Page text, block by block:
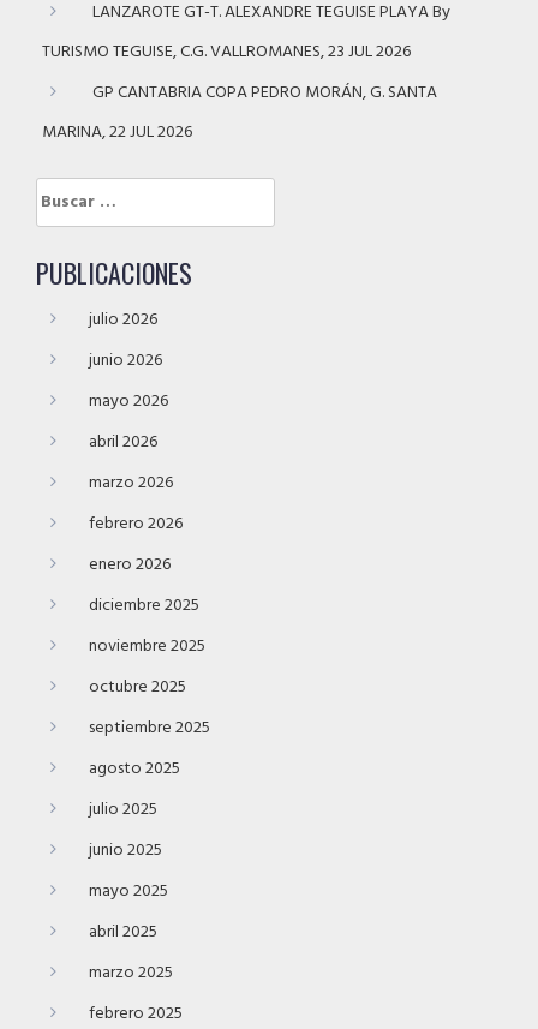
LANZAROTE GT-T. ALEXANDRE TEGUISE PLAYA By
TURISMO TEGUISE, C.G. VALLROMANES, 23 JUL 2026
GP CANTABRIA COPA PEDRO MORÁN, G. SANTA
MARINA, 22 JUL 2026
Buscar:
PUBLICACIONES
julio 2026
junio 2026
mayo 2026
abril 2026
marzo 2026
febrero 2026
enero 2026
diciembre 2025
noviembre 2025
octubre 2025
septiembre 2025
agosto 2025
julio 2025
junio 2025
mayo 2025
abril 2025
marzo 2025
febrero 2025